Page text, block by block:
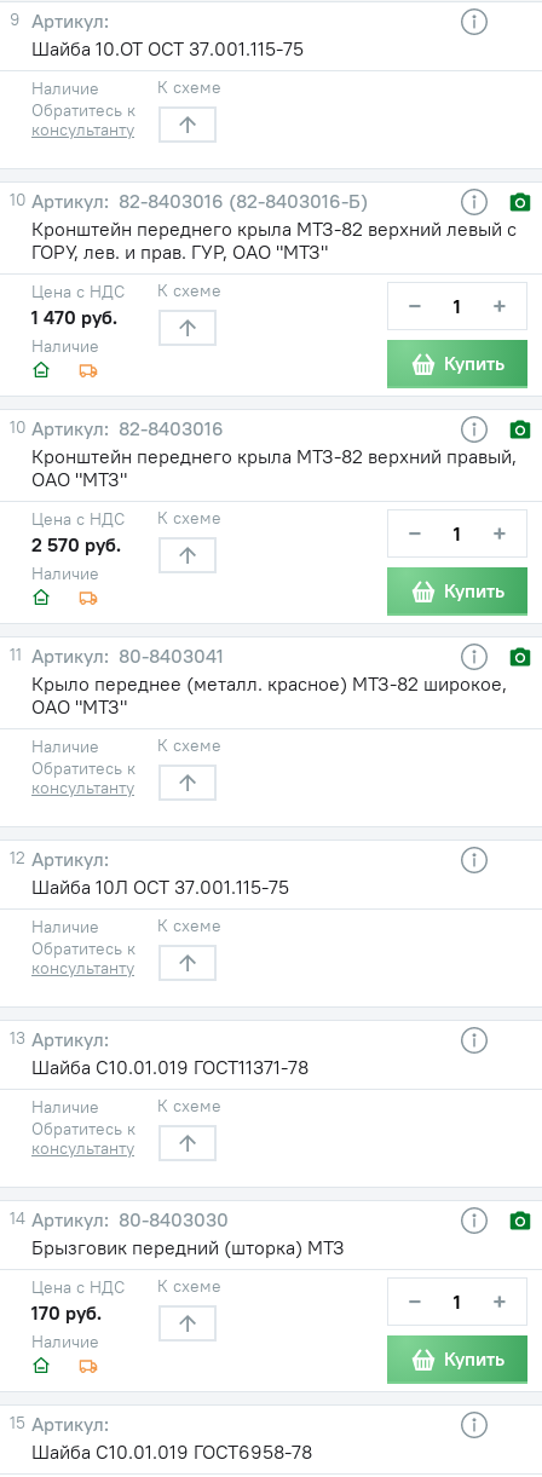
9
Шайба 10.ОТ ОСТ 37.001.115-75
Наличие
Обратитесь к
консультанту
К схеме
10
82-8403016 (82-8403016-Б)
Кронштейн переднего крыла МТЗ-82 верхний левый с
ГОРУ, лев. и прав. ГУР, ОАО "МТЗ"
Наличие
Цена с НДС
1 470 руб.
К схеме − +
Купить
10
82-8403016
Кронштейн переднего крыла МТЗ-82 верхний правый,
ОАО "МТЗ"
Наличие
Цена с НДС
2 570 руб.
К схеме − +
Купить
11
80-8403041
Крыло переднее (металл. красное) МТЗ-82 широкое,
ОАО "МТЗ"
Наличие
Обратитесь к
консультанту
К схеме
12
Шайба 10Л ОСТ 37.001.115-75
Наличие
Обратитесь к
консультанту
К схеме
13
Шайба С10.01.019 ГОСТ11371-78
Наличие
Обратитесь к
консультанту
К схеме
14
80-8403030
Брызговик передний (шторка) МТЗ
Наличие
Цена с НДС
170 руб.
К схеме − +
Купить
15
Шайба С10.01.019 ГОСТ6958-78